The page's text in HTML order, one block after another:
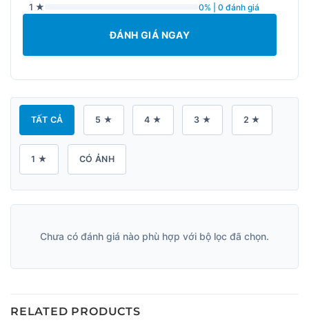
1 ★ 0% | 0 đánh giá
ĐÁNH GIÁ NGAY
TẤT CẢ 5 ★ 4 ★ 3 ★ 2 ★
1 ★ CÓ ẢNH
Chưa có đánh giá nào phù hợp với bộ lọc đã chọn.
RELATED PRODUCTS